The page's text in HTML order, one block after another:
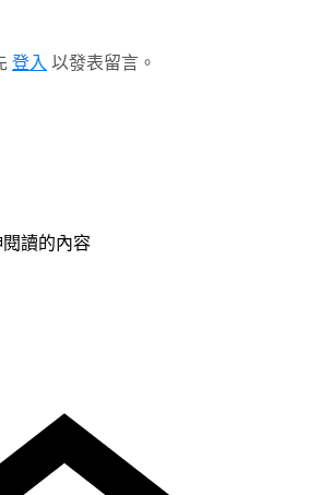
登入 以發表留言。
讀的內容